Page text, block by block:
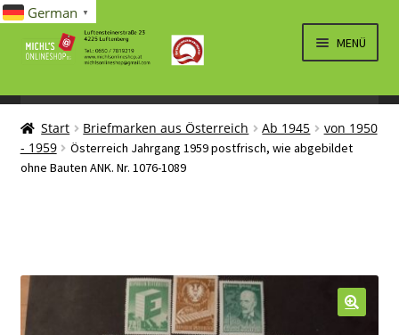
Navigation
Inhalt
MENÜ
SPIELWAREN/BAUSÄTZE
ÖFFNEN
ELEKTRO
ÖFFNEN
LÜFTUNG, HEIZUNG, KLIMA
ÖFFNEN
Start Briefmarken aus Österreich Ab 1945
von 1950
- 1959
Österreich Jahrgang 1959 postfrisch, wie abgebildet
ohne Bauten ANK. Nr. 1076-1089
German ▼